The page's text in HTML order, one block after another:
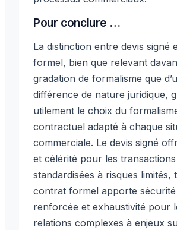
Pour conclure …
La distinction entre devis signé
formel, bien que relevant
gradation de formalisme que
différence de nature juridique,
utilement le choix du
contractuel adapté à chaque
commerciale. Le devis signé
et célérité pour les transactions
standardisées à risques limités,
contrat formel apporte sécurité
renforcée et exhaustivité pour
relations complexes à enjeux